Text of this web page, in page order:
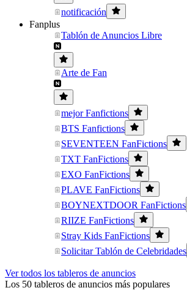
notificación
Fanplus
Tablón de Anuncios Libre
Arte de Fan
mejor Fanfictions
BTS Fanfictions
SEVENTEEN FanFictions
TXT FanFictions
EXO FanFictions
PLAVE FanFictions
BOYNEXTDOOR FanFictions
RIIZE FanFictions
Stray Kids FanFictions
Solicitar Tablón de Celebridades
Ver todos los tableros de anuncios
Los 50 tableros de anuncios más populares